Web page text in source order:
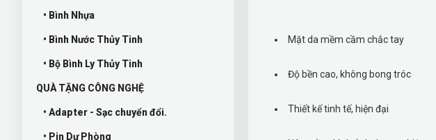
• Bình Nhựa
• Bình Nước Thủy Tinh
• Bộ Bình Ly Thủy Tinh
QUÀ TẶNG CÔNG NGHỆ
• Adapter - Sạc chuyển đổi.
• Pin Dự Phòng
Mặt da mềm cầm chắc tay
Độ bền cao, không bong tróc
Thiết kế tinh tế, hiện đại